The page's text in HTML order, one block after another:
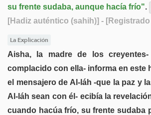
su frente sudaba, aunque hacía frío".
[Hadiz auténtico (sahih)] -
La Explicación
Aisha, la madre de los
complacido con ella- informa en este
el mensajero de Al-láh -que la paz y
Al-láh sean con él- ecibía la
cuando hacúa frío, su frente sudaba